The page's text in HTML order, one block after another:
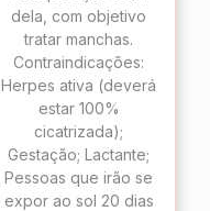
dela, com objetivo
tratar manchas.
Contraindicações:
Herpes ativa (deverá
estar 100%
cicatrizada);
Gestação; Lactante;
Pessoas que irão se
expor ao sol 20 dias